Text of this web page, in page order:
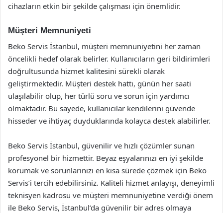
cihazların etkin bir şekilde çalışması için önemlidir.
Müşteri Memnuniyeti
Beko Servis İstanbul, müşteri memnuniyetini her zaman
öncelikli hedef olarak belirler. Kullanıcıların geri bildirimleri
doğrultusunda hizmet kalitesini sürekli olarak
geliştirmektedir. Müşteri destek hattı, günün her saati
ulaşılabilir olup, her türlü soru ve sorun için yardımcı
olmaktadır. Bu sayede, kullanıcılar kendilerini güvende
hisseder ve ihtiyaç duyduklarında kolayca destek alabilirler.
Beko Servis İstanbul, güvenilir ve hızlı çözümler sunan
profesyonel bir hizmettir. Beyaz eşyalarınızı en iyi şekilde
korumak ve sorunlarınızı en kısa sürede çözmek için Beko
Servis’i tercih edebilirsiniz. Kaliteli hizmet anlayışı, deneyimli
teknisyen kadrosu ve müşteri memnuniyetine verdiği önem
ile Beko Servis, İstanbul’da güvenilir bir adres olmaya